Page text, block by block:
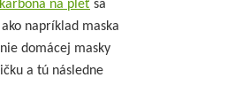
na pleť sa
napríklad maska
domácej masky
a tú následne